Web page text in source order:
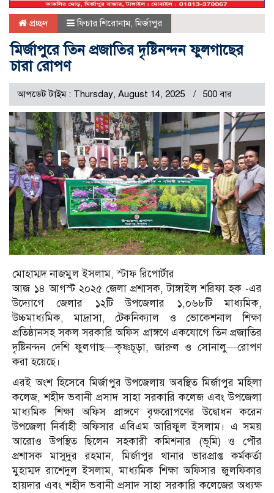
প্রচ্ছদ ফিচার শিরোনাম,মির্জাপুর
মির্জাপুরে তিন প্রজাতির দৃষ্টিনন্দন ফুলগাছের
চারা রোপণ
আপডেট টাইম : Thursday, August 14, 2025 500 বার
মোহাম্মদ নাজমুল ইসলাম, স্টাফ রিপোর্টার
আজ ১৪ আগস্ট ২০২৫ জেলা প্রশাসক, টাঙ্গাইল শরিফা হক -এর
উদ্যোগে জেলার ১২টি উপজেলার ১,০৬৮টি মাধ্যমিক,
উচ্চমাধ্যমিক, মাদ্রাসা, টেকনিক্যাল ও ভোকেশনাল শিক্ষা
প্রতিষ্ঠানসহ সকল সরকারি অফিস প্রাঙ্গণে একযোগে তিন প্রজাতির
দৃষ্টিনন্দন দেশি ফুলগাছ—কৃষ্ণচূড়া, জারুল ও সোনালু—রোপণ
করা হয়েছে।
এরই অংশ হিসেবে মির্জাপুর উপজেলায় অবস্থিত মির্জাপুর মহিলা
কলেজ, শহীদ ভবানী প্রসাদ সাহা সরকারি কলেজ এবং উপজেলা
মাধ্যমিক শিক্ষা অফিস প্রাঙ্গণে বৃক্ষরোপণের উদ্বোধন করেন
উপজেলা নির্বাহী অফিসার এবিএম আরিফুল ইসলাম। এ সময়
আরোও উপস্থিত ছিলেন সহকারী কমিশনার (ভূমি) ও পৌর
প্রশাসক মাসুদুর রহমান, মির্জাপুর থানার ভারপ্রাপ্ত কর্মকর্তা
মুহাম্মদ রাশেদুল ইসলাম, মাধ্যমিক শিক্ষা অফিসার জুলফিকার
হায়দার এবং শহীদ ভবানী প্রসাদ সাহা সরকারি কলেজের অধ্যক্ষ